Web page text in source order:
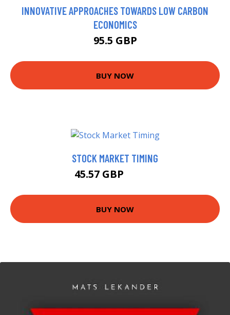
INNOVATIVE APPROACHES TOWARDS LOW CARBON
ECONOMICS
95.5 GBP
BUY NOW
STOCK MARKET TIMING
45.57 GBP
BUY NOW